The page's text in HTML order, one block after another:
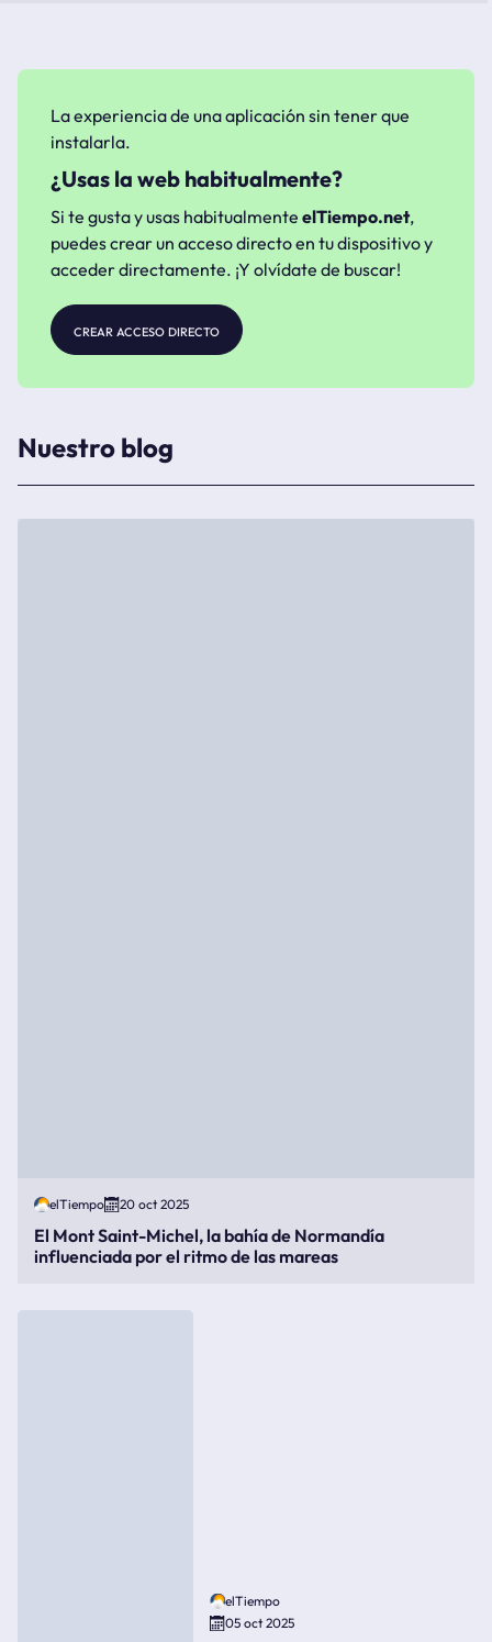
La experiencia de una aplicación sin tener que
instalarla.
¿Usas la web habitualmente?
Si te gusta y usas habitualmente elTiempo.net,
puedes crear un acceso directo en tu dispositivo y
acceder directamente. ¡Y olvídate de buscar!
crear acceso directo
Nuestro blog
elTiempo 20 oct 2025
El Mont Saint-Michel, la bahía de Normandía
influenciada por el ritmo de las mareas
elTiempo
05 oct 2025